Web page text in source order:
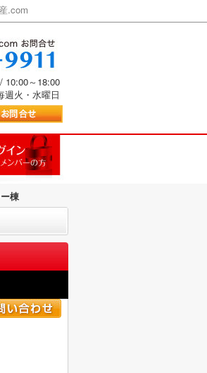
.com
10:00～18:00
週火・水曜日
棟